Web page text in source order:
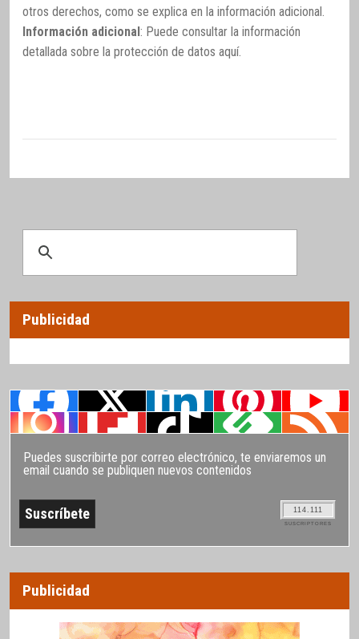
otros derechos, como se explica en la información adicional.
Información adicional : Puede consultar la información
detallada sobre la protección de datos aquí.
Publicidad
Puedes suscribirte por correo electrónico, te enviaremos un
email cuando se publiquen nuevos contenidos
114.111
SUSCRIPTORES
Publicidad